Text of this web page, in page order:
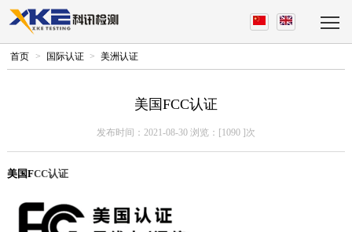
首页 > 国际认证 > 美洲认证
美国FCC认证
发布时间：2021-08-30 浏览：[1090 ]次
美国FCC认证